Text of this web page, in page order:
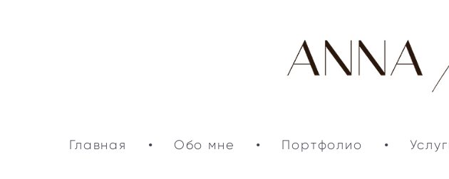
Главная • Обо мне • Портфолио •